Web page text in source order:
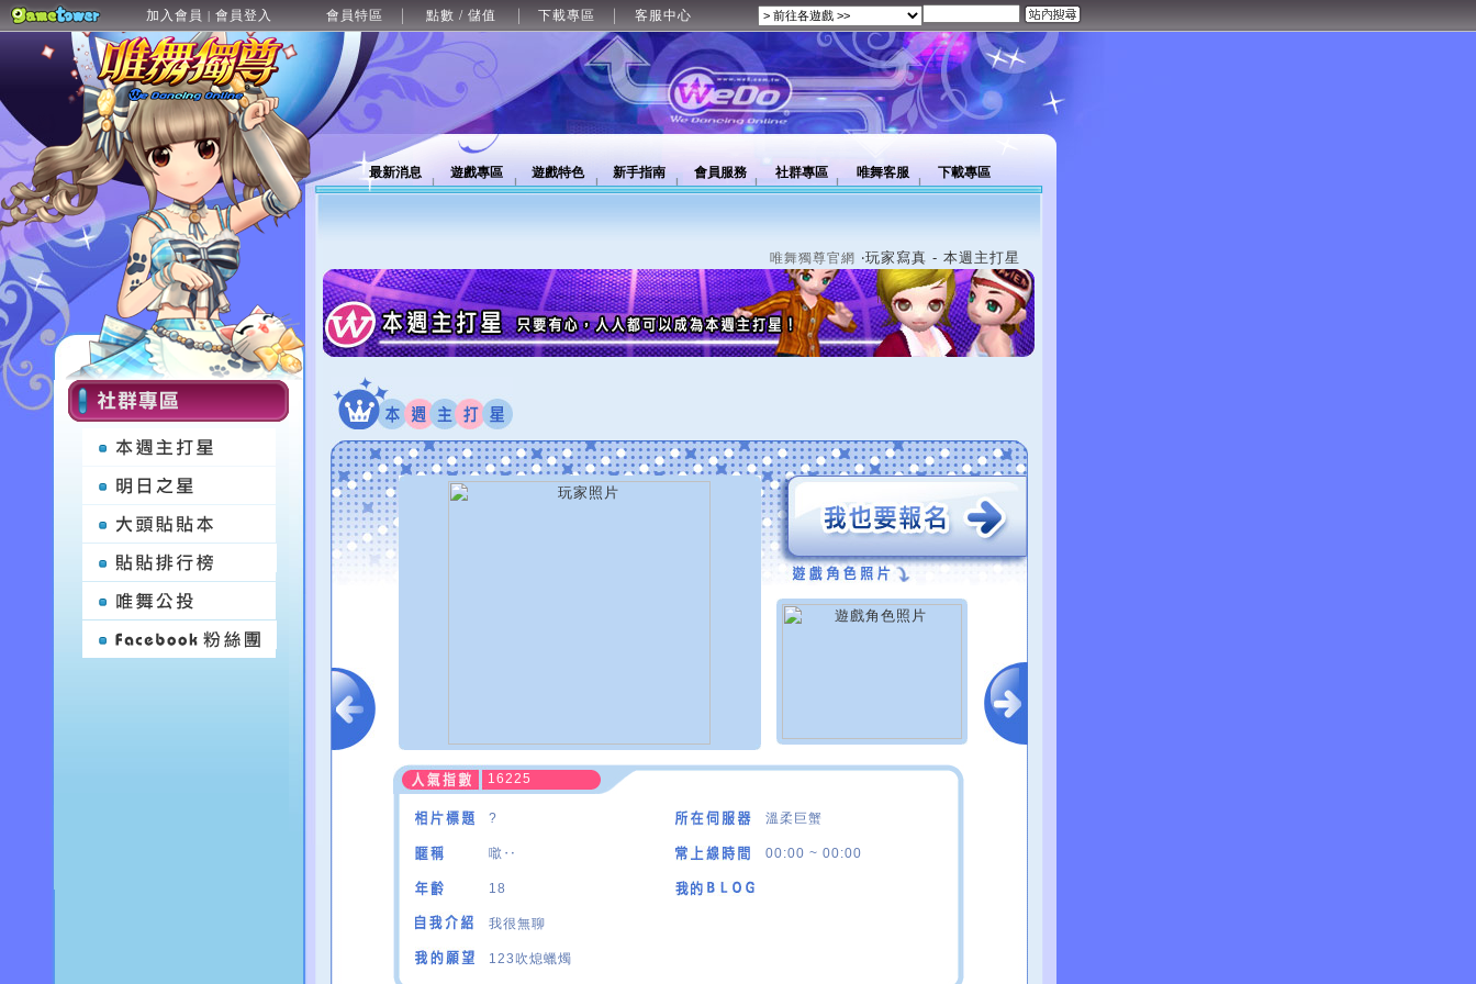
加入會員 | 會員登入 會員特區 點數 / 儲值 下載專區 客服中心
最新消息 遊戲專區 遊戲特色 新手指南 會員服務 社群專區 唯舞客服 下載專區
唯舞獨尊官網 ‧玩家寫真 - 本週主打星
16225
? 溫柔巨蟹
噷‥ 00:00 ~ 00:00
18
我很無聊
123吹熄蠟燭